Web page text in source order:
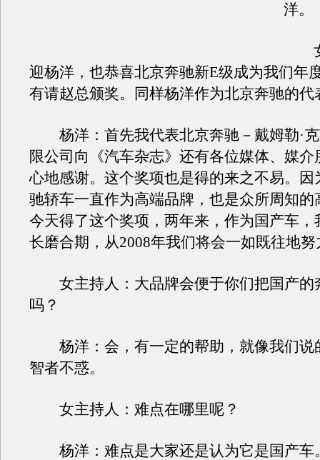
洋。
女
迎杨洋，也恭喜北京奔驰新E级成为我们年
有请赵总颁奖。同样杨洋作为北京奔驰的代
杨洋：首先我代表北京奔驰－戴姆勒·克
限公司向《汽车杂志》还有各位媒体、媒介
心地感谢。这个奖项也是得的来之不易。因
驰轿车一直作为高端品牌，也是众所周知的
今天得了这个奖项，两年来，作为国产车，
长磨合期，从2008年我们将会一如既往地
女主持人：大品牌会便于你们把国产的
吗？
杨洋：会，有一定的帮助，就像我们说
智者不惑。
女主持人：难点在哪里呢？
杨洋：难点是大家还是认为它是国产车